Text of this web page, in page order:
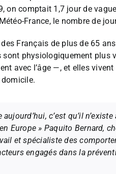
on comptait 1,7 jour de
France, le nombre de
Français de plus de 65
sont physiologiquement
avec l’âge —, et elles
domicile.
c’est qu’il
Europe » Paquito Bernard,
et spécialiste des
engagés dans la